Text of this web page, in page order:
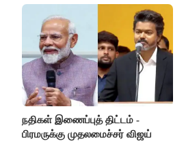
நதிகள் இணைப்புத் திட்டம் -
பிரமருக்கு முதலமைச்சர் விஜய்